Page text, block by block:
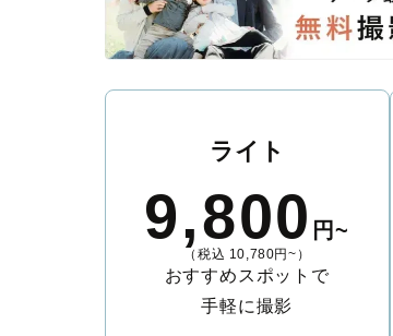
ライト
9,800 円~
（税込 10,780円~）
おすすめスポットで
手軽に撮影